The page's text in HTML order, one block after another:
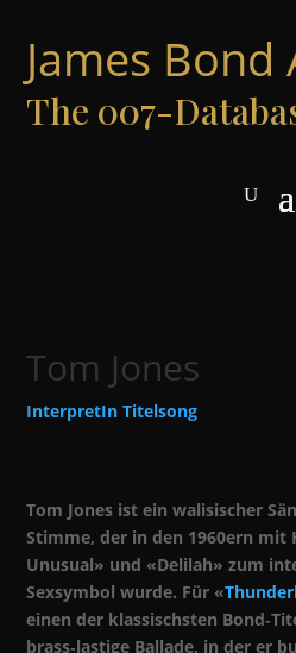
James Bond
The 007-
Tom Jones
InterpretIn Titelsong
Tom Jones ist ein walisischer
Stimme, der in den 1960ern mit
Unusual» und «Delilah» zum
Sexsymbol wurde. Für «
einen der klassischsten
brass‑lastige Ballade, in der er